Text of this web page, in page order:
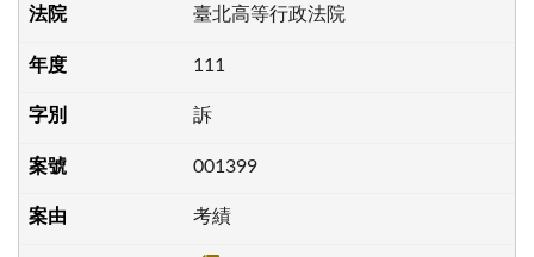
臺北高等行政法院
111
訴
001399
考績